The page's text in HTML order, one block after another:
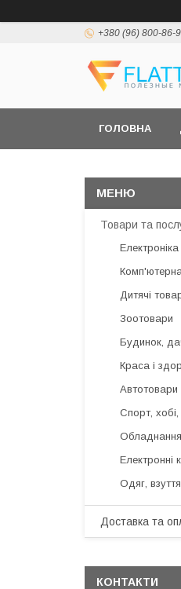
+380 (96) 800-86-
ГОЛОВНА
Товари та
Електроніка
Комп'ютерна
Дитячі
Зоотовари
Будинок,
Краса і
Автотовари
Спорт,
Обладнання
Електронні
Одяг,
Доставка та
КОНТАКТИ